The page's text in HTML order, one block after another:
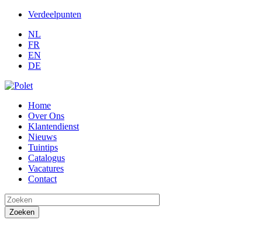
Verdeelpunten
NL
FR
EN
DE
Home
Over Ons
Klantendienst
Nieuws
Tuintips
Catalogus
Vacatures
Contact
Search this site